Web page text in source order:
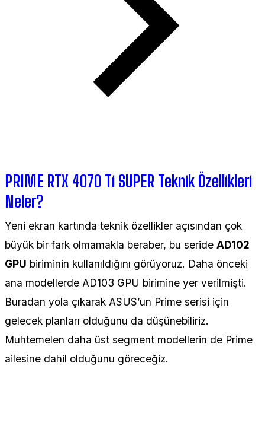
PRIME RTX 4070 Ti SUPER Teknik Özellikleri
Neler?
Yeni ekran kartında teknik özellikler açısından çok
büyük bir fark olmamakla beraber, bu seride AD102
GPU biriminin kullanıldığını görüyoruz. Daha önceki
ana modellerde AD103 GPU birimine yer verilmişti.
Buradan yola çıkarak ASUS’un Prime serisi için
gelecek planları olduğunu da düşünebiliriz.
Muhtemelen daha üst segment modellerin de Prime
ailesine dahil olduğunu göreceğiz.